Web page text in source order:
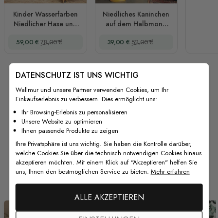
Kinder Wasserfarben
Niedlicher Hase und
Kleinen Sternen
Sonderpreis
59,00 € Regulärer Preis
78,00 €
Niedliches Kaninchen
auf dem Halbmond
Wandtattoo
Sonderpreis
39,00 € Regulärer Preis
52,00 €
Von unseren Kunden
DATENSCHUTZ IST UNS WICHTIG
Wallmur und unsere Partner verwenden Cookies, um Ihr
Einkaufserlebnis zu verbessern. Dies ermöglicht uns:
Ihr Browsing-Erlebnis zu personalisieren
Unsere Website zu optimieren
Ihnen passende Produkte zu zeigen
Ihre Privatsphäre ist uns wichtig. Sie haben die Kontrolle darüber,
welche Cookies Sie über die technisch notwendigen Cookies hinaus
akzeptieren möchten. Mit einem Klick auf "Akzeptieren" helfen Sie
uns, Ihnen den bestmöglichen Service zu bieten. Mehr erfahren
ALLE AKZEPTIEREN